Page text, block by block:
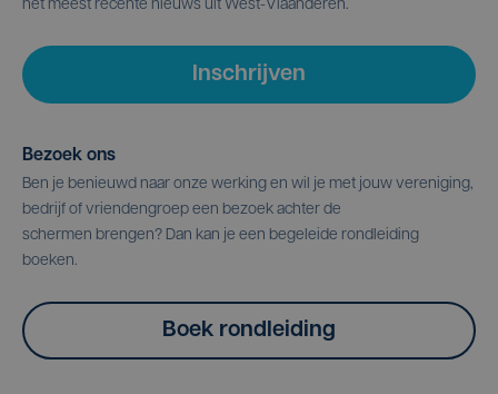
het meest recente nieuws uit West-Vlaanderen.
Inschrijven
Bezoek ons
Ben je benieuwd naar onze werking en wil je met jouw vereniging,
bedrijf of vriendengroep een bezoek achter de
schermen brengen? Dan kan je een begeleide rondleiding
boeken.
Boek rondleiding